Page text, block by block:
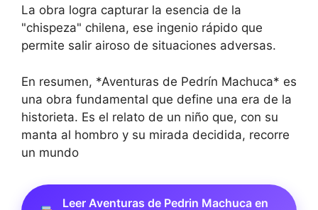
La obra logra capturar la esencia de la
"chispeza" chilena, ese ingenio rápido que
permite salir airoso de situaciones adversas.
En resumen, *Aventuras de Pedrín Machuca* es
una obra fundamental que define una era de la
historieta. Es el relato de un niño que, con su
manta al hombro y su mirada decidida, recorre
un mundo
Leer Aventuras de Pedrin Machuca en